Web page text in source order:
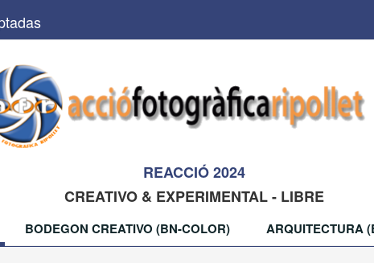
REACCIÓ 2024
CREATIVO & EXPERIMENTAL - LIBRE
BODEGON CREATIVO (BN-COLOR) ARQUITECTURA